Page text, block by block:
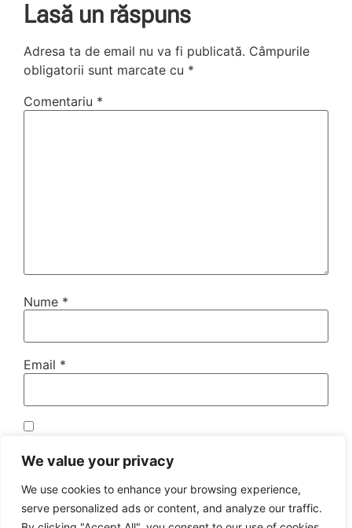
We value your privacy
We use cookies to enhance your browsing experience,
serve personalized ads or content, and analyze our traffic.
Lasă un răspuns
Adresa ta de email nu va fi publicată. Câmpurile
obligatorii sunt marcate cu *
Comentariu *
Nume *
Email *
navigator pentru data viitoare când o să
comentez.